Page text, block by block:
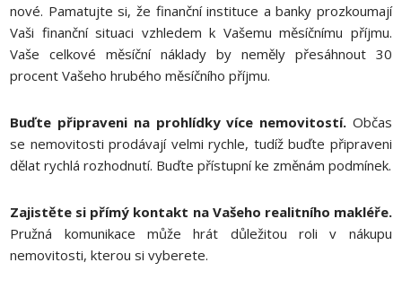
nové. Pamatujte si, že finanční instituce a banky prozkoumají
Vaši finanční situaci vzhledem k Vašemu měsíčnímu příjmu.
Vaše celkové měsíční náklady by neměly přesáhnout 30
procent Vašeho hrubého měsíčního příjmu.
Buďte připraveni na prohlídky více nemovitostí. Občas
se nemovitosti prodávají velmi rychle, tudíž buďte připraveni
dělat rychlá rozhodnutí. Buďte přístupní ke změnám podmínek.
Zajistěte si přímý kontakt na Vašeho realitního makléře.
Pružná komunikace může hrát důležitou roli v nákupu
nemovitosti, kterou si vyberete.